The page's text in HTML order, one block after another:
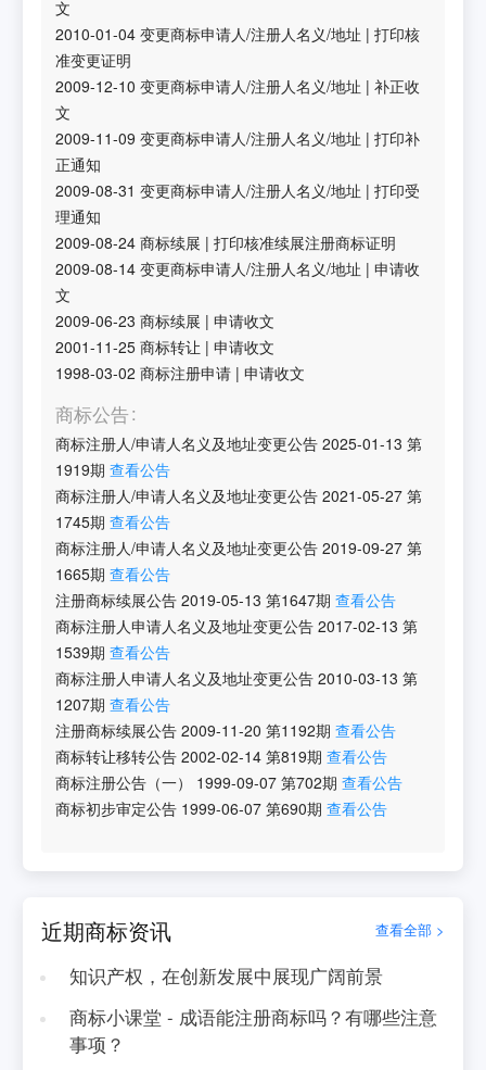
文
2010-01-04 变更商标申请人/注册人名义/地址 |打印核
准变更证明
2009-12-10 变更商标申请人/注册人名义/地址 |补正收
文
2009-11-09 变更商标申请人/注册人名义/地址 |打印补
正通知
2009-08-31 变更商标申请人/注册人名义/地址 |打印受
理通知
2009-08-24 商标续展 |打印核准续展注册商标证明
2009-08-14 变更商标申请人/注册人名义/地址 |申请收
文
2009-06-23 商标续展 |申请收文
2001-11-25 商标转让 |申请收文
1998-03-02 商标注册申请 |申请收文
商标公告
商标注册人/申请人名义及地址变更公告 2025-01-13 第
1919期 查看公告
商标注册人/申请人名义及地址变更公告 2021-05-27 第
1745期 查看公告
商标注册人/申请人名义及地址变更公告 2019-09-27 第
1665期 查看公告
注册商标续展公告 2019-05-13 第1647期 查看公告
商标注册人申请人名义及地址变更公告 2017-02-13 第
1539期 查看公告
商标注册人申请人名义及地址变更公告 2010-03-13 第
1207期 查看公告
注册商标续展公告 2009-11-20 第1192期 查看公告
商标转让移转公告 2002-02-14 第819期 查看公告
商标注册公告（一）
1999-09-07 第702期 查看公告
商标初步审定公告 1999-06-07 第690期 查看公告
近期商标资讯 查看全部 >
知识产权，在创新发展中展现广阔前景
商标小课堂 - 成语能注册商标吗？有哪些注意
事项？